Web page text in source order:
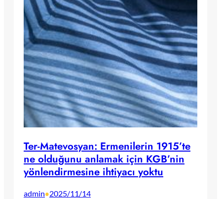
Ter-Matevosyan: Ermenilerin 1915’te
ne olduğunu anlamak için KGB’nin
yönlendirmesine ihtiyacı yoktu
admin•2025/11/14